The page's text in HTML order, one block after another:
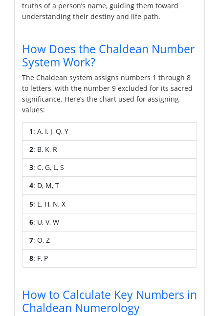
truths of a person’s name, guiding them toward
understanding their destiny and life path.
How Does the Chaldean Number
System Work?
The Chaldean system assigns numbers 1 through 8
to letters, with the number 9 excluded for its sacred
significance. Here’s the chart used for assigning
values:
1: A, I, J, Q, Y
2: B, K, R
3: C, G, L, S
4: D, M, T
5: E, H, N, X
6: U, V, W
7: O, Z
8: F, P
How to Calculate Key Numbers in
Chaldean Numerology